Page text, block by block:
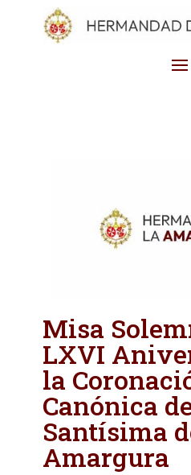
Misa
LXVI
la
Canónica
Santísima
Amargura